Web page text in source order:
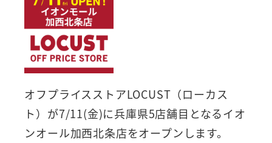
オフプライスストアLOCUST（ローカス
ト）が7/11(金)に兵庫県5店舗目となるイオ
ンオール加西北条店をオープンします。